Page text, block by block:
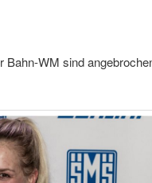
WM sind